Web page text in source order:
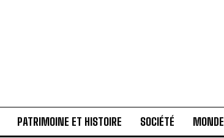
PATRIMOINE ET HISTOIRE SOCIÉTÉ MONDE